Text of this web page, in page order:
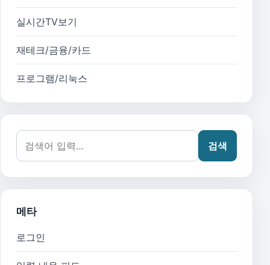
실시간TV보기
재테크/금융/카드
프로그램/리눅스
검색어:
검색
메타
로그인